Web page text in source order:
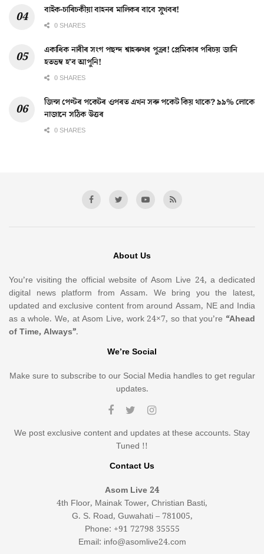
বাইক-চাৰিচকীয়া বাহনৰ মালিকৰ বাবে সুখবৰ!
0 SHARES
একাধিক নাৰীৰ সংগ পছন্দ শ্বাহৰুখৰ পুত্ৰৰ! প্ৰেমিকাৰ পৰিচয় জানি
হতভম্ব হ’ব আপুনি!
0 SHARES
জিন্স পেণ্টৰ পকেটৰ ওপৰত এখন সৰু পকেট কিয় থাকে? ৯৯% লোকে
নাজানে সঠিক উত্তৰ
0 SHARES
About Us
You’re visiting the official website of Asom Live 24, a dedicated
digital news platform from Assam. We bring you the latest,
updated and exclusive content from around Assam, NE and India
as a whole. We, at Asom Live, work 24×7, so that you’re “Ahead
of Time, Always”.
We’re Social
Make sure to subscribe to our Social Media handles to get regular
updates.
We post exclusive content and updates at these accounts. Stay
Tuned !!
Contact Us
Asom Live 24
4th Floor, Mainak Tower, Christian Basti,
G. S. Road, Guwahati – 781005,
Phone: +91 72798 35555
Email: info@asomlive24.com